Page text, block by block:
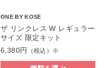
ONE BY KOSE
ザ リンクレス W レギュラー
サイズ 限定キット
6,380円
（税込）※